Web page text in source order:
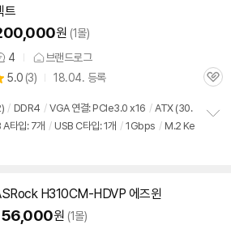
트
원 (1몰)
4 브랜드로그
5.0 (상
리
뷰
3) 18.04. 등록
관
/ DDR4 / VGA 연결: PCIe3.0 x16 / ATX (30.
A타입: 7개 / USB C타입: 1개 / 1Gbps / M.2 Ke
H310CM-HDVP 에즈윈
원 (1몰)